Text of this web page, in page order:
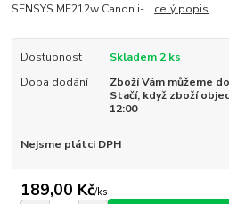
SENSYS MF212w Canon i-... celý popis
Dostupnost
Skladem 2 ks
Doba dodání
Zboží Vám můžeme
Stačí, když zboží
12:00
Nejsme plátci DPH
189,00 Kč/ks